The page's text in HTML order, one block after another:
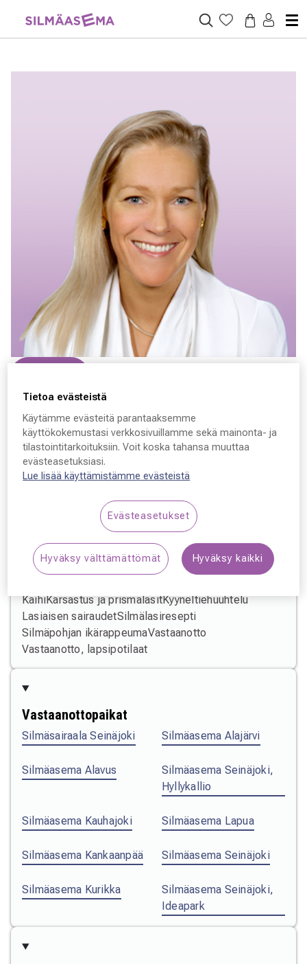
Merja Raumanni-Mäkynen
Lääkäri, silmätautien erikoislääkäri
Erikoisosaaminen
Silmäsairaudet
KaihiKarsastus ja prismalasitKyyneltiehuuhtelu
Lasiaisen sairaudetSilmälasiresepti
Silmäpohjan ikärappeumaVastaanotto
Vastaanotto, lapsipotilaat
Vastaanottopaikat
Silmäsairaala Seinäjoki Silmäasema Alajärvi
Silmäasema Alavus
Silmäasema Seinäjoki,
Hyllykallio
Silmäasema Kauhajoki Silmäasema Lapua
Silmäasema Kankaanpää Silmäasema Seinäjoki
Silmäasema Kurikka
Silmäasema Seinäjoki,
Ideapark
Tietoa evästeistä
Käytämme evästeitä parantaaksemme
käyttökokemustasi verkkosivuillamme sekä mainonta- ja
tilastointitarkoituksiin. Voit koska tahansa muuttaa
evästeasetuksiasi.
Lue lisää käyttämistämme evästeistä
Evästeasetukset
Hyväksy välttämättömät Hyväksy kaikki